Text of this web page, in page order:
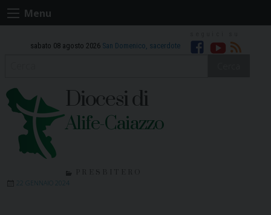
Skip
to
Menu
sabato 08 agosto 2026 San Domenico, sacerdote Facebook
Youtube
RSS
Diocesi di
Alife-Caiazzo
22 GENNAIO 2024